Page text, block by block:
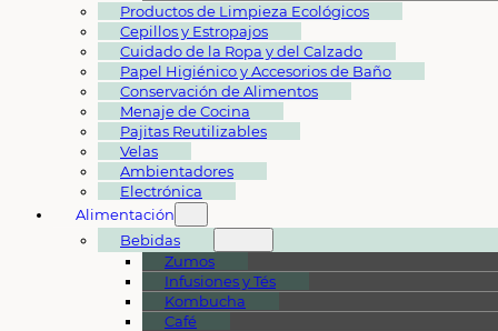
Productos de Limpieza Ecológicos
Cepillos y Estropajos
Cuidado de la Ropa y del Calzado
Papel Higiénico y Accesorios de Baño
Conservación de Alimentos
Menaje de Cocina
Pajitas Reutilizables
Velas
Ambientadores
Electrónica
Alimentación
Bebidas
Zumos
Infusiones y Tés
Kombucha
Café